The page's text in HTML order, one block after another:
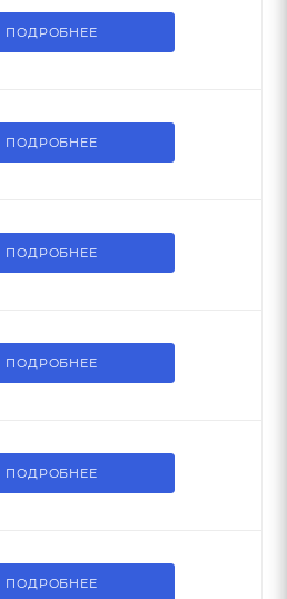
ПОДРОБНЕЕ
ПОДРОБНЕЕ
ПОДРОБНЕЕ
ПОДРОБНЕЕ
ПОДРОБНЕЕ
ПОДРОБНЕЕ